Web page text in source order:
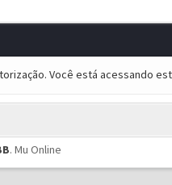
Você está acessando
.Mu Online